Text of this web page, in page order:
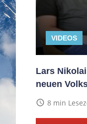
VIDEOS
Lars
neuen
access_time 8 min